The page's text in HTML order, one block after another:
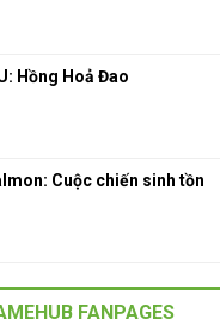
Hồng Hoả Đao
Cuộc chiến sinh tồn
FANPAGES